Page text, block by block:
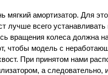
мягкий амортизатор. Для
лучше всего устанавливать
вращения колеса должна
чтобы модель с
При принятом нами
а следовательно,